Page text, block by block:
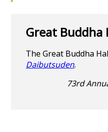
Great Buddha
The Great Buddha
Daibutsuden.
73rd